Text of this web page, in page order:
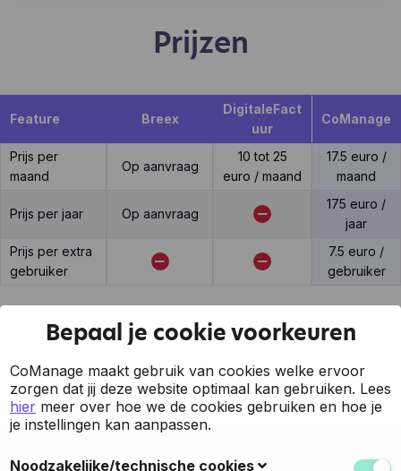
Prijzen
Feature Breex
DigitaleFact
uur
CoManage
Prijs per
maand
Op aanvraag
10 tot 25
euro / maand
17.5 euro /
maand
Prijs per jaar Op aanvraag
175 euro /
jaar
Prijs per extra
gebruiker
7.5 euro /
gebruiker
Support
tuur
Bepaal je cookie voorkeuren
CoManage maakt gebruik van cookies welke ervoor
zorgen dat jij deze website optimaal kan gebruiken. Lees
hier meer over hoe we de cookies gebruiken en hoe je
je instellingen kan aanpassen.
Noodzakelijke/technische cookies